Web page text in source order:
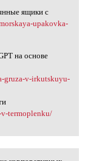
ящики с
upakovka-
на основе
gruza-v-irkutskuyu-
termoplenku/